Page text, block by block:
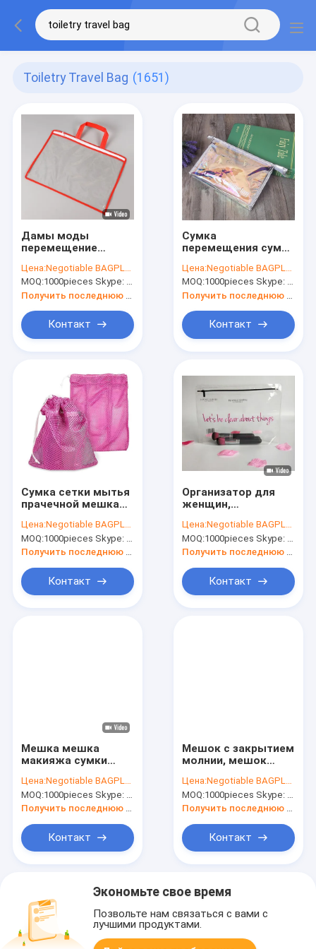
Toiletry Travel Bag (1651)
Дамы моды
перемещение
мешки сумки
макияжа PVC Tote
ясная прозрачная
косметическая
сумка для продажи
Bagplastics Bageas
Цена:Negotiable BAGPLASTICS@YAHOO.COM
MOQ:1000pieces Skype: mydearneil
Контакт
Сумка
перемещения сумки
молнии слайдера
косметическая с
кнопкой, подарком
хранения
выдвиженческим,
отдыхом,
косметикаой
Цена:Negotiable BAGPLASTICS@YAHOO.COM
MOQ:1000pieces Skype: mydearneil
Контакт
Сумка сетки мытья
прачечной мешка
молнии защиты,
сумки спортзала,
мешок для белья,
перемещения,
сумки Pac сетки
Цена:Negotiable BAGPLASTICS@YAHOO.COM
MOQ:1000pieces Skype: mydearneil
Контакт
Организатор для
женщин,
перемещение
макияжа сумки
гигиенической
перемещения
прозрачного
перемещения
Цена:Negotiable BAGPLASTICS@YAHOO.COM
MOQ:1000pieces Skype: mydearneil
Контакт
Мешка мешка
макияжа сумки
щелчковой
крепежной детали
PVC сумка
косметического
косметическая для
гигиенической
девушек женщин
Цена:Negotiable BAGPLASTICS@YAHOO.COM
MOQ:1000pieces Skype: mydearneil
Получить последнюю цену
Контакт
Мешок с закрытием
молнии, мешок
макияжа сумки
макияжа
гигиенической
перемещения
застегнутый на
для организовать
Цена:Negotiable BAGPLASTICS@YAHOO.COM
MOQ:1000pieces Skype: mydearneil
Получить последнюю цену
Контакт
Экономьте свое время
Позвольте нам связаться с вами с
лучшими продуктами.